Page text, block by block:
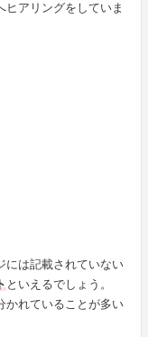
アリングをしていま
には記載されていない
といえるでしょう。
かれていることが多い